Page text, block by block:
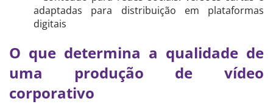
adaptadas para distribuição em plataformas
digitais
O que determina a qualidade de
uma produção de vídeo
corporativo